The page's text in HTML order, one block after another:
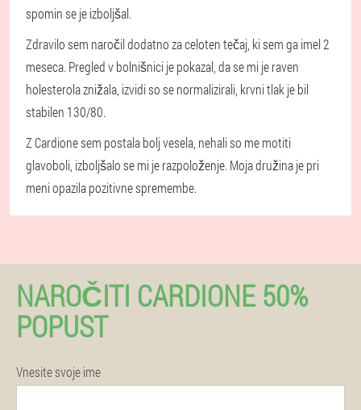
spomin se je izboljšal.
Zdravilo sem naročil dodatno za celoten tečaj, ki sem ga imel 2
meseca. Pregled v bolnišnici je pokazal, da se mi je raven
holesterola znižala, izvidi so se normalizirali, krvni tlak je bil
stabilen 130/80.
Z Cardione sem postala bolj vesela, nehali so me motiti
glavoboli, izboljšalo se mi je razpoloženje. Moja družina je pri
meni opazila pozitivne spremembe.
NAROČITI CARDIONE 50%
POPUST
Vnesite svoje ime